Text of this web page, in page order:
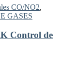
CO/NO2,
GASES
Control de